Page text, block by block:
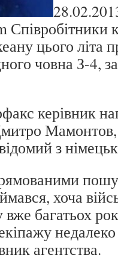
цього літа
човна З-4,
керівник
з
хоча
багатьох
агентства.